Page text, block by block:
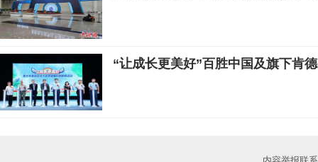
“让成长更美好”百胜中国及旗下肯